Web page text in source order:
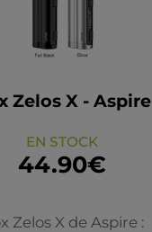
Zelos X - Aspire
EN STOCK
44.90€
Zelos X de Aspire :